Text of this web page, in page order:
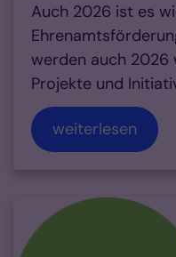
Auch 2026 ist es
werden auch 2026
Projekte und
weiterlesen